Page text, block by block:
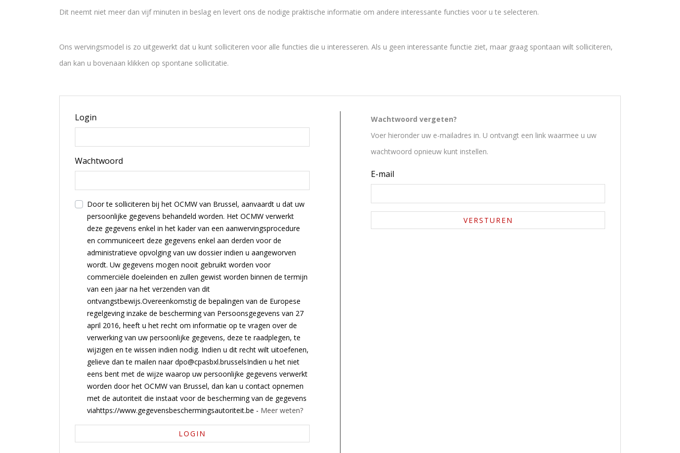
Dit neemt niet meer dan vijf minuten in beslag en levert ons de nodige praktische informatie om andere interessante functies voor u te selecteren.
Ons wervingsmodel is zo uitgewerkt dat u kunt solliciteren voor alle functies die u interesseren. Als u geen interessante functie ziet, maar graag spontaan wilt solliciteren,
dan kan u bovenaan klikken op spontane sollicitatie.
Login
Wachtwoord
Door te solliciteren bij het OCMW van Brussel, aanvaardt u dat uw
persoonlijke gegevens behandeld worden. Het OCMW verwerkt
deze gegevens enkel in het kader van een aanwervingsprocedure
en communiceert deze gegevens enkel aan derden voor de
administratieve opvolging van uw dossier indien u aangeworven
wordt. Uw gegevens mogen nooit gebruikt worden voor
commerciële doeleinden en zullen gewist worden binnen de termijn
van een jaar na het verzenden van dit
ontvangstbewijs.Overeenkomstig de bepalingen van de Europese
regelgeving inzake de bescherming van Persoonsgegevens van 27
april 2016, heeft u het recht om informatie op te vragen over de
verwerking van uw persoonlijke gegevens, deze te raadplegen, te
wijzigen en te wissen indien nodig. Indien u dit recht wilt uitoefenen,
gelieve dan te mailen naar dpo@cpasbxl.brusselsIndien u het niet
eens bent met de wijze waarop uw persoonlijke gegevens verwerkt
worden door het OCMW van Brussel, dan kan u contact opnemen
met de autoriteit die instaat voor de bescherming van de gegevens
viahttps://www.gegevensbeschermingsautoriteit.be - Meer weten?
LOGIN
Wachtwoord vergeten?
Voer hieronder uw e-mailadres in. U ontvangt een link waarmee u uw
wachtwoord opnieuw kunt instellen.
E-mail
VERSTUREN